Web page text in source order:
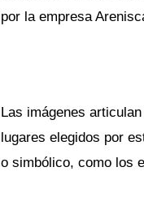
por la empresa
Las imágenes
lugares elegidos por
o simbólico, como los